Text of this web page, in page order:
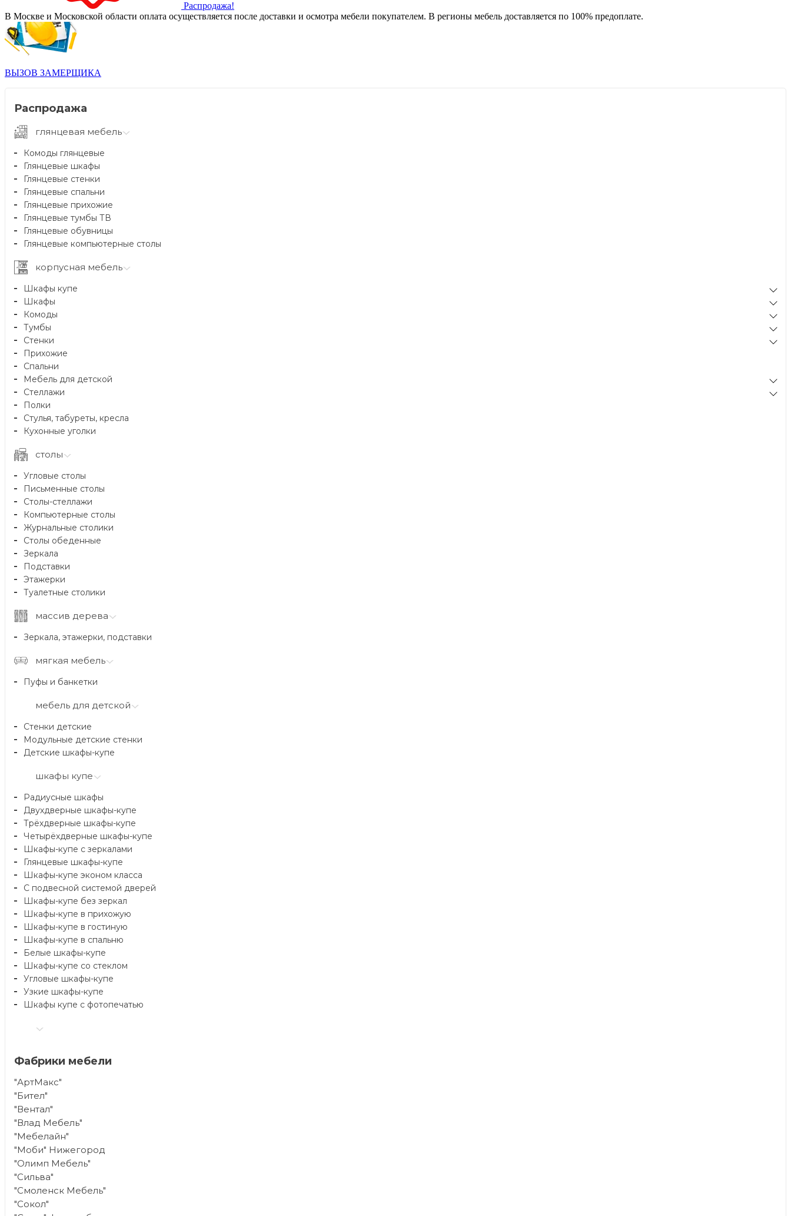
Распродажа!
В Москве и Московской области оплата осуществляется после доставки и осмотра мебели покупателем. В регионы мебель доставляется по 100% предоплате.
ВЫЗОВ ЗАМЕРЩИКА
Распродажа
глянцевая мебель
Комоды глянцевые
Глянцевые шкафы
Глянцевые стенки
Глянцевые спальни
Глянцевые прихожие
Глянцевые тумбы ТВ
Глянцевые обувницы
Глянцевые компьютерные столы
корпусная мебель
Шкафы купе
Шкафы
Комоды
Тумбы
Стенки
Прихожие
Спальни
Мебель для детской
Стеллажи
Полки
Стулья, табуреты, кресла
Кухонные уголки
столы
Угловые столы
Письменные столы
Столы-стеллажи
Компьютерные столы
Журнальные столики
Столы обеденные
Зеркала
Подставки
Этажерки
Туалетные столики
массив дерева
Зеркала, этажерки, подставки
мягкая мебель
Пуфы и банкетки
мебель для детской
Стенки детские
Модульные детские стенки
Детские шкафы-купе
шкафы купе
Радиусные шкафы
Двухдверные шкафы-купе
Трёхдверные шкафы-купе
Четырёхдверные шкафы-купе
Шкафы-купе с зеркалами
Глянцевые шкафы-купе
Шкафы-купе эконом класса
С подвесной системой дверей
Шкафы-купе без зеркал
Шкафы-купе в прихожую
Шкафы-купе в гостиную
Шкафы-купе в спальню
Белые шкафы-купе
Шкафы-купе со стеклом
Угловые шкафы-купе
Узкие шкафы-купе
Шкафы купе с фотопечатью
Фабрики мебели
"АртМакс"
"Бител"
"Вентал"
"Влад Мебель"
"Мебелайн"
"Моби" Нижегород
"Олимп Мебель"
"Сильва"
"Смоленск Мебель"
"Сокол"